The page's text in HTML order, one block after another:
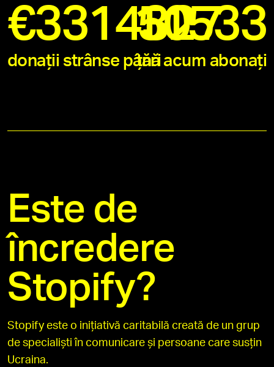
€3314327
donații strânse până acum
50
țări
11533
abonați
Este de
încredere
Stopify?
Stopify este o inițiativă caritabilă creată de un grup
de specialiști în comunicare și persoane care susțin
Ucraina.